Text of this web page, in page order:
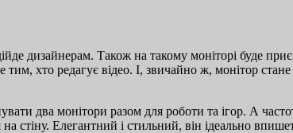
дизайнерам. Також на такому моніторі буде
хто редагує відео. І, звичайно ж, монітор
два монітори разом для роботи та ігор. А
Елегантний і стильний, він ідеально